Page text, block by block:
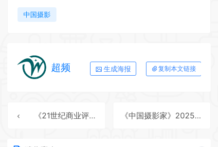
中国摄影
超频 生成海报 复制本文链接
《21世纪商业评论》2025年第11期全彩精校PDF杂志下载 《中国摄影家》2025年第12期全彩精校PDF杂志下载